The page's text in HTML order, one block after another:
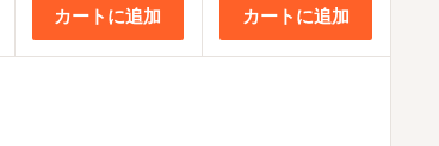
カートに追加 カートに追加